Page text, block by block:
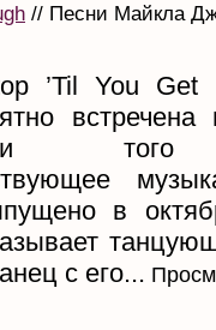
// Песни Майкла
’Til You
в
с его...